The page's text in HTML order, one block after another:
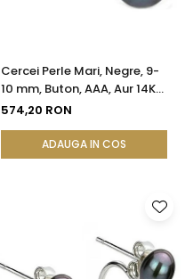
Cercei Perle Mari, Negre, 9-
10 mm, Buton, AAA, Aur 14K
(aur 585), Tip Șurub |
574,20 RON
ADAUGA IN COS